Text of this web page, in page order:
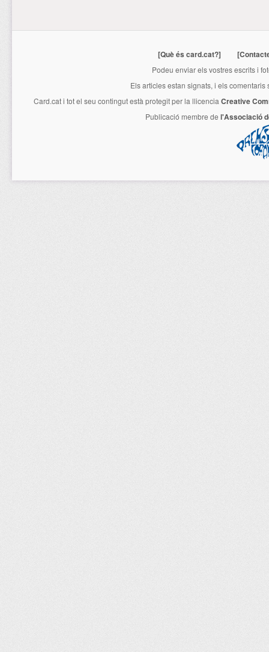
[Què és card.cat?]
Podeu enviar els vostres escrits i
Els articles estan signats, i els
Card.cati tot el seu contingut està protegit per la llicencia Creative
Publicació membre de l'Associació